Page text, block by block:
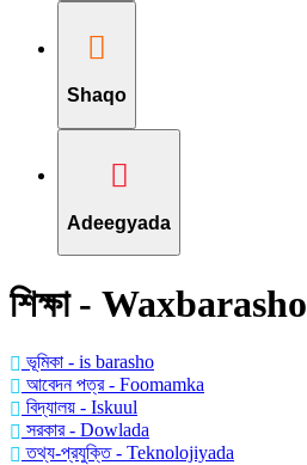
Shaqo
Adeegyada
শিক্ষা - Waxbarasho
ভূমিকা - is barasho
আবেদন পত্র - Foomamka
বিদ্যালয় - Iskuul
সরকার - Dowlada
তথ্য-প্রযুক্তি - Teknolojiyada